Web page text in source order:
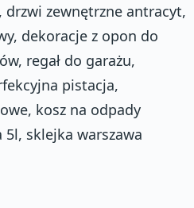
drzwi zewnętrzne antracyt,
dekoracje z opon do
regał do garażu,
pistacja,
kosz na odpady
5l, sklejka warszawa